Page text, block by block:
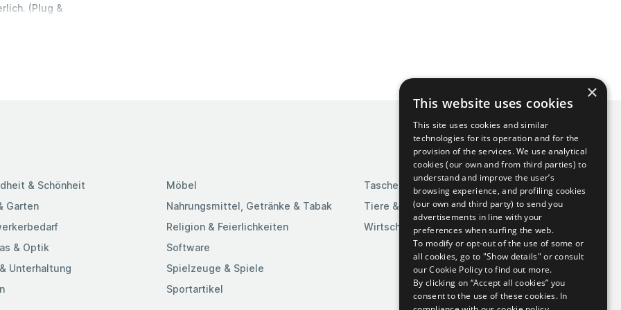
(Plug &
Sie die
um 100
und
& Schönheit
Garten
& Optik
Unterhaltung
Möbel
Nahrungsmittel, Getränke & Tabak
Religion & Feierlichkeiten
Software
Spielzeuge & Spiele
Sportartikel
Taschen & Gepäck
Tiere & Tierbedarf
Wirtschaft & Industrie
×
This website uses cookies
This site uses cookies and similar
technologies for its operation and for the
provision of the services. We use analytical
cookies (our own and from third parties) to
understand and improve the user’s
browsing experience, and profiling cookies
(our own and third party) to send you
advertisements in line with your
preferences when surfing the web.
To modify or opt-out of the use of some or
all cookies, go to "Show details" or consult
our Cookie Policy to find out more.
By clicking on “Accept all cookies” you
consent to the use of these cookies. In